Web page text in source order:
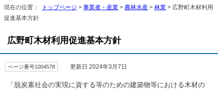
現在の位置： トップページ > 事業者・産業 > 農林水産 > 林業 > 広野町木材利用
促進基本方針
広野町木材利用促進基本方針
ページ番号1004578 更新日 2024年3月7日
「脱炭素社会の実現に資する等のための建築物等における木材の